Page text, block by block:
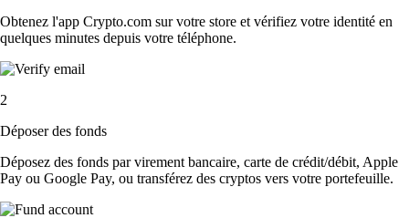
Obtenez l'app Crypto.com sur votre store et vérifiez votre identité en
quelques minutes depuis votre téléphone.
2
Déposer des fonds
Déposez des fonds par virement bancaire, carte de crédit/débit, Apple
Pay ou Google Pay, ou transférez des cryptos vers votre portefeuille.